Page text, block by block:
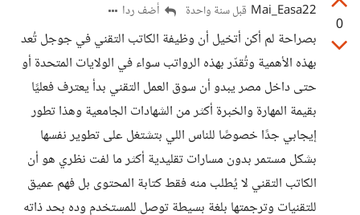
0
Mai_Easa22 قبل سنة واحدة أضف ردا
بصراحة لم أكن أتخيل أن وظيفة الكاتب التقني في جوجل تُعد
بهذه الأهمية وتُقدّر بهذه الرواتب سواء في الولايات المتحدة أو
حتى داخل مصر يبدو أن سوق العمل التقني بدأ يعترف فعليًا
بقيمة المهارة والخبرة أكثر من الشهادات الجامعية وهذا تطور
إيجابي جدًا خصوصًا للناس اللي بتشتغل على تطوير نفسها
بشكل مستمر بدون مسارات تقليدية أكثر ما لفت نظري هو أن
الكاتب التقني لا يُطلب منه فقط كتابة المحتوى بل فهم عميق
للتقنيات وترجمتها بلغة بسيطة توصل للمستخدم وده بحد ذاته